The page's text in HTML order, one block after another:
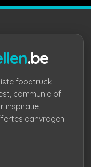
.be
foodtruck
communie of
inspiratie,
aanvragen.